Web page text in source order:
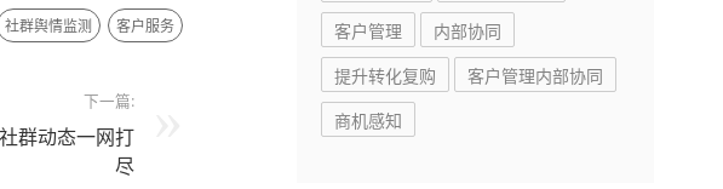
社群舆情监测 客户服务
下一篇:
群动态一网打
尽
客户管理
内部协同
提升转化复购
客户管理内部协同
商机感知